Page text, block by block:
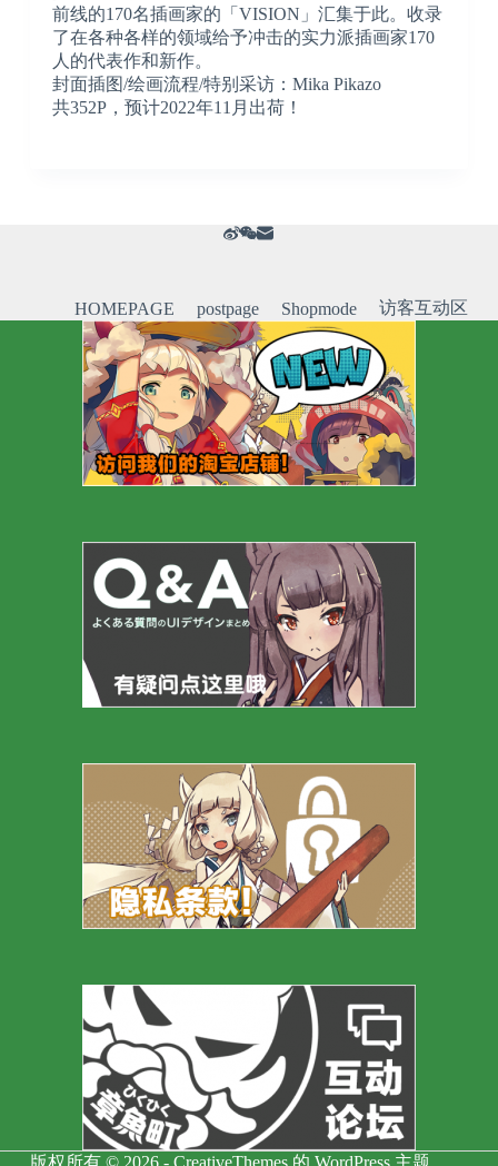
前线的170名插画家的「VISION」汇集于此。收录
了在各种各样的领域给予冲击的实力派插画家170
人的代表作和新作。
封面插图/绘画流程/特别采访：Mika Pikazo
共352P，预计2022年11月出荷！
HOMEPAGE postpage Shopmode 访客互动区
版权所有 © 2026 - CreativeThemes的 WordPress 主题